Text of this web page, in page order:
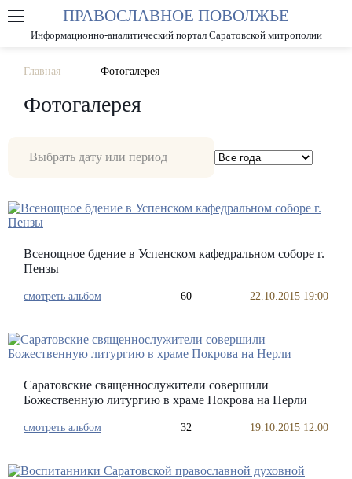
РАЗМЕР ШРИФТА А А
ПРАВОСЛАВНОЕ ПОВОЛЖЬЕ
Информационно-аналитический портал Саратовской митрополии
Главная Фотогалерея
Фотогалерея
Всенощное бдение в Успенском кафедральном соборе г.
Пензы
смотреть альбом 60 22.10.2015 19:00
Саратовские священнослужители совершили
Божественную литургию в храме Покрова на Нерли
смотреть альбом 32 19.10.2015 12:00